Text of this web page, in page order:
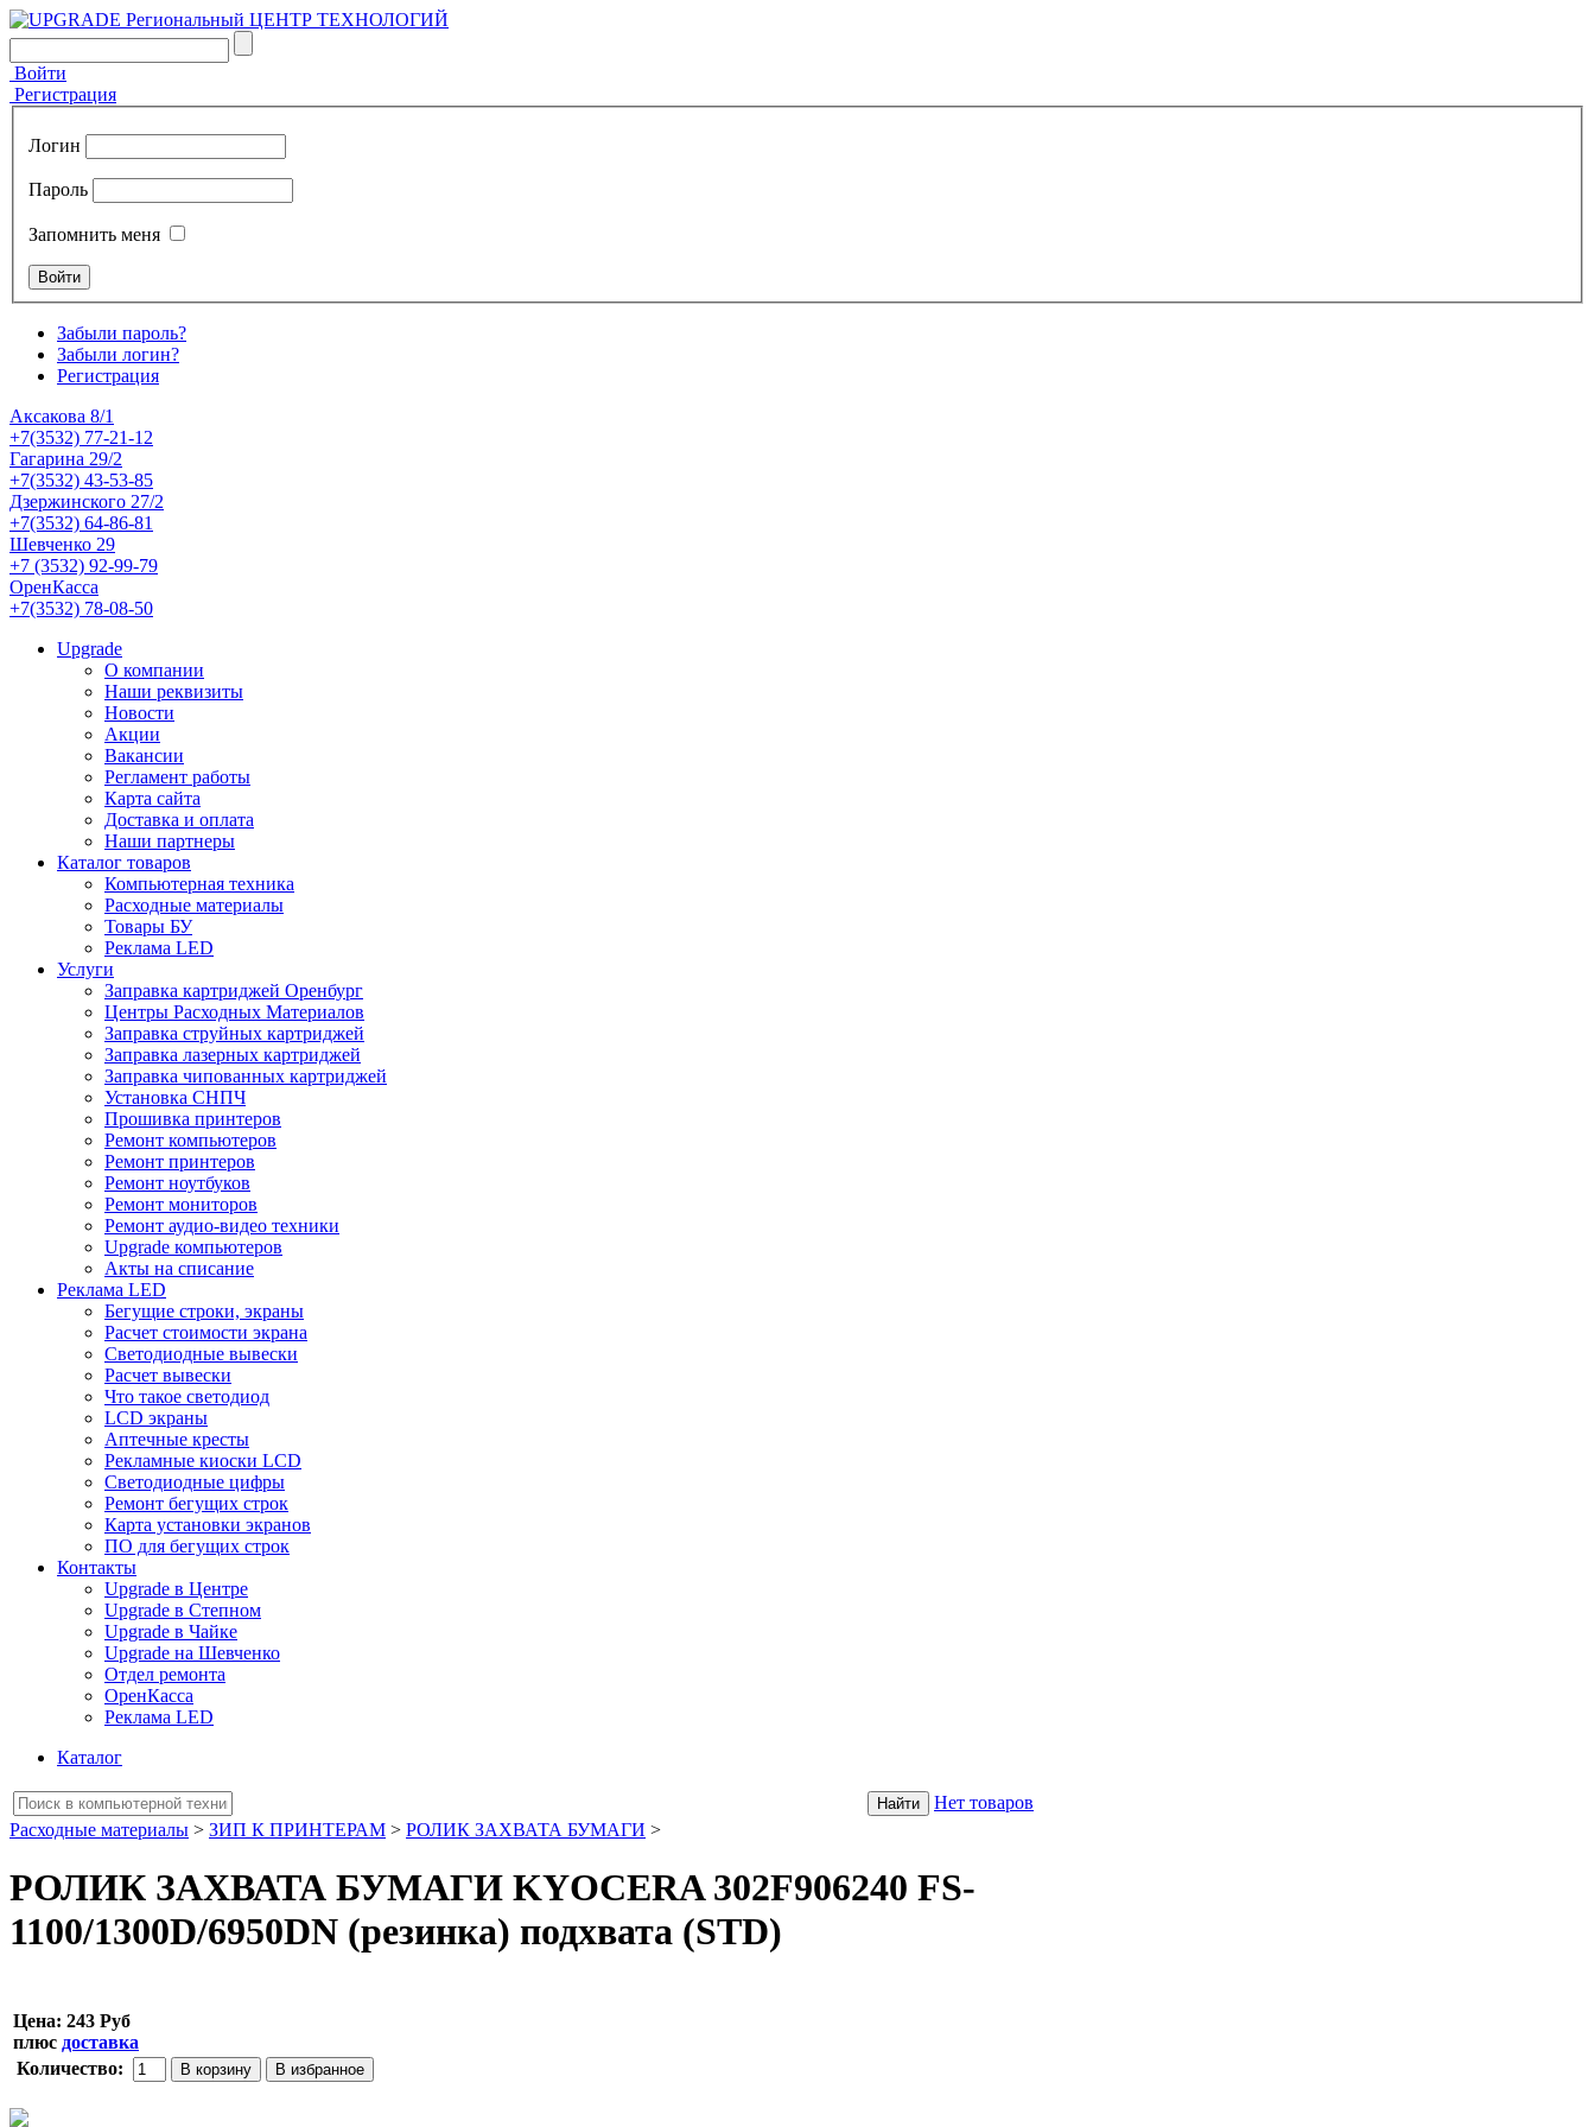
Войти
Регистрация
Логин
Пароль
Запомнить меня
Забыли пароль?
Забыли логин?
Регистрация
Аксакова 8/1
+7(3532) 77-21-12
Гагарина 29/2
+7(3532) 43-53-85
Дзержинского 27/2
+7(3532) 64-86-81
Шевченко 29
+7 (3532) 92-99-79
ОренКасса
+7(3532) 78-08-50
Upgrade
О компании
Наши реквизиты
Новости
Акции
Вакансии
Регламент работы
Карта сайта
Доставка и оплата
Наши партнеры
Каталог товаров
Компьютерная техника
Расходные материалы
Товары БУ
Реклама LED
Услуги
Заправка картриджей Оренбург
Центры Расходных Материалов
Заправка струйных картриджей
Заправка лазерных картриджей
Заправка чипованных картриджей
Установка СНПЧ
Прошивка принтеров
Ремонт компьютеров
Ремонт принтеров
Ремонт ноутбуков
Ремонт мониторов
Ремонт аудио-видео техники
Upgrade компьютеров
Акты на списание
Реклама LED
Бегущие строки, экраны
Расчет стоимости экрана
Светодиодные вывески
Расчет вывески
Что такое светодиод
LCD экраны
Аптечные кресты
Рекламные киоски LCD
Светодиодные цифры
Ремонт бегущих строк
Карта установки экранов
ПО для бегущих строк
Контакты
Upgrade в Центре
Upgrade в Степном
Upgrade в Чайке
Upgrade на Шевченко
Отдел ремонта
ОренКасса
Реклама LED
Каталог
Нет товаров
Расходные материалы > ЗИП К ПРИНТЕРАМ > РОЛИК ЗАХВАТА БУМАГИ >
РОЛИК ЗАХВАТА БУМАГИ KYOCERA 302F906240 FS-
1100/1300D/6950DN (резинка) подхвата (STD)
Цена: 243 Руб
плюс доставка
Количество: